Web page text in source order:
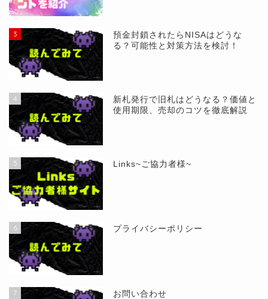
3
預金封鎖されたらNISAはどうな
る？可能性と対策方法を検討！
4
新札発行で旧札はどうなる？価値と
使用期限、売却のコツを徹底解説
5 Links~ご協力者様~
6 プライバシーポリシー
7 お問い合わせ